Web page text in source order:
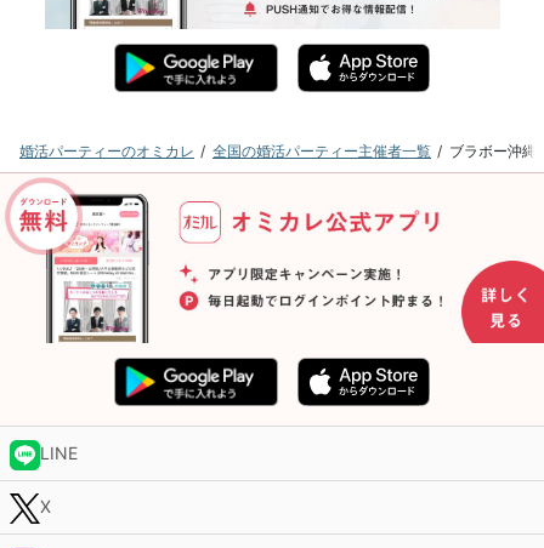
婚活パーティーのオミカレ 全国の婚活パーティー主催者一覧 ブラボー沖縄
LINE
X